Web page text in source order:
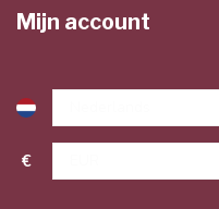
Mijn account
€